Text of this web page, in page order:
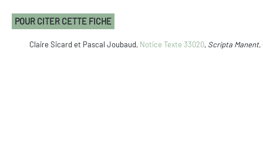
POUR CITER CETTE FICHE
Claire Sicard et Pascal Joubaud, Notice Texte 33020, Scripta Manent,